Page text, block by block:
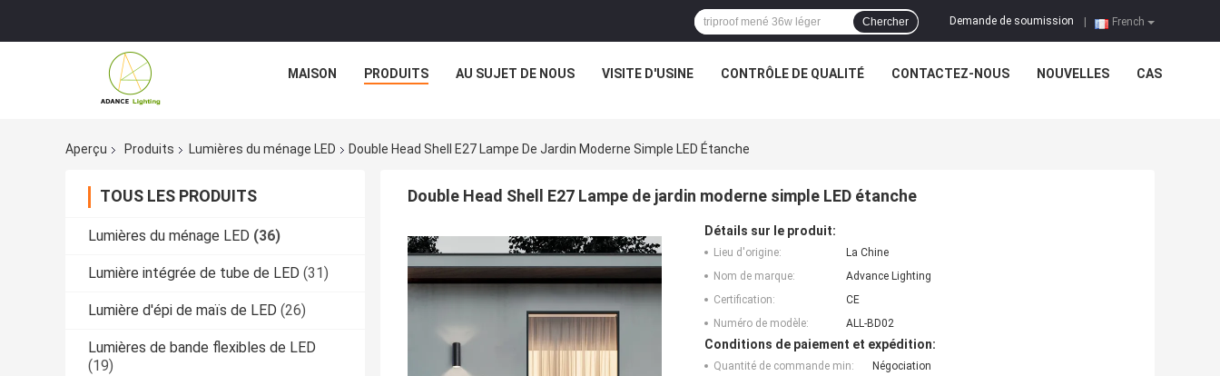
French
Demande de soumission
Chercher
MAISON PRODUITS AU SUJET DE NOUS VISITE D'USINE CONTRÔLE DE QUALITÉ CONTACTEZ-NOUS NOUVELLES CAS
Aperçu Produits Lumières du ménage LED Double Head Shell E27 Lampe De Jardin Moderne Simple LED Étanche
TOUS LES PRODUITS
Lumières du ménage LED (36)
Lumière intégrée de tube de LED (31)
Lumière d'épi de maïs de LED (26)
Lumières de bande flexibles de LED
(19)
Double Head Shell E27 Lampe de jardin moderne simple LED étanche
Détails sur le produit:
Lieu d'origine:
La Chine
Nom de marque:
Advance Lighting
Certification:
CE
Numéro de modèle:
ALL-BD02
Conditions de paiement et expédition:
Quantité de commande min:
Négociation